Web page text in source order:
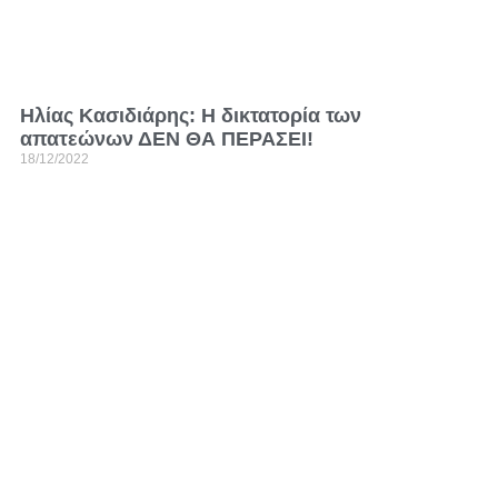
Ηλίας Κασιδιάρης: Η δικτατορία των
απατεώνων ΔΕΝ ΘΑ ΠΕΡΑΣΕΙ!
18/12/2022